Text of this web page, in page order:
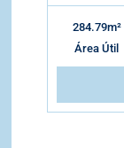
284.79m²
Área Útil